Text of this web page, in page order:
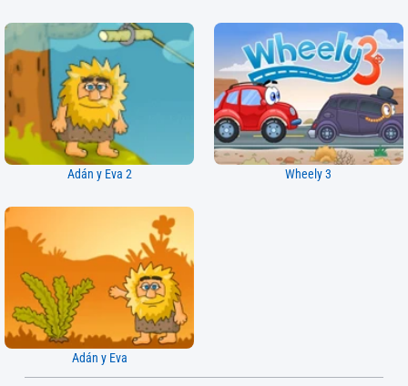
Adán y Eva 2 Wheely 3
Adán y Eva